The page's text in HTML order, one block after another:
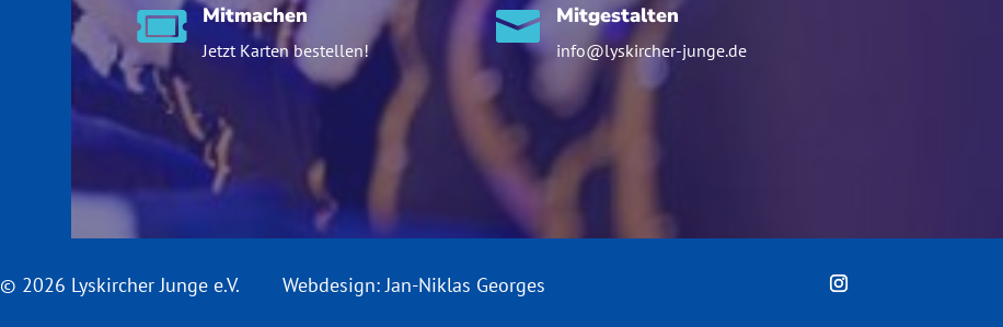
 Mitmachen
Jetzt Karten bestellen!
 Mitgestalten
info@lyskircher-junge.de
© 2026 Lyskircher Junge e.V. Webdesign:Jan-Niklas Georges